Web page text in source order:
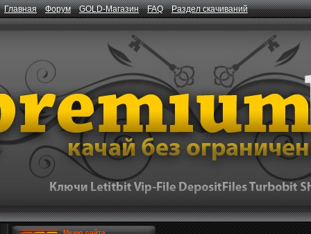
Главная Форум GOLD-Магазин FAQ Раздел скачиваний
Меню сайта